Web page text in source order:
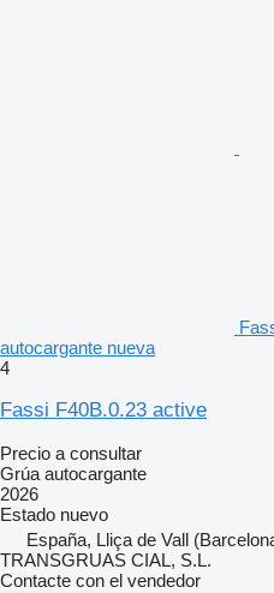
autocargante nueva
4
Fassi F40B.0.23 active
Precio a consultar
Grúa autocargante
2026
Estado nuevo
España, Lliça de Vall
TRANSGRUAS CIAL, S.L.
Contacte con el vendedor